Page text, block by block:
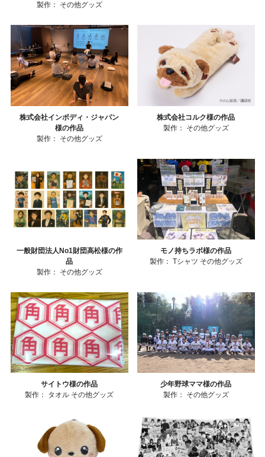
製作：
その他グッズ
株式会社インボディ・ジャパン
様の作品
製作：
その他グッズ
株式会社コルク様の作品
製作：
その他グッズ
一般財団法人No1財団高松様の作
品
製作：
その他グッズ
モノ持ちラボ様の作品
製作： Tシャツ その他グッズ
サイトウ様の作品
製作： タオル その他グッズ
少年野球ママ様の作品
製作：
その他グッズ